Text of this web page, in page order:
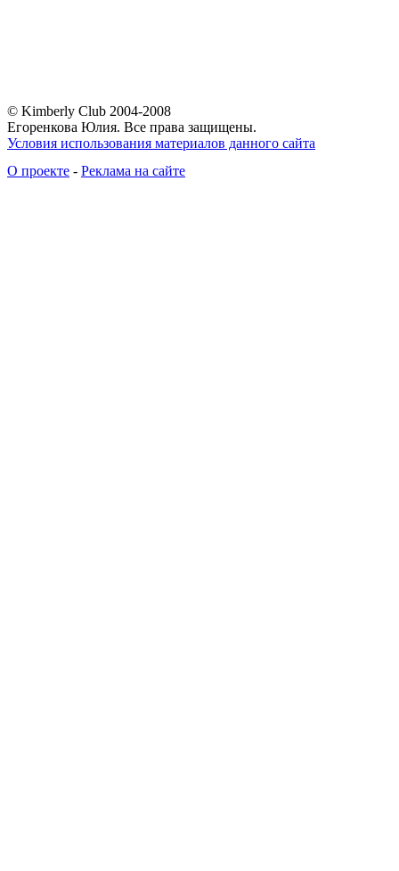
© Kimberly Club 2004-2008
Егоренкова Юлия. Все права защищены.
Условия использования материалов данного сайта
О проекте - Реклама на сайте